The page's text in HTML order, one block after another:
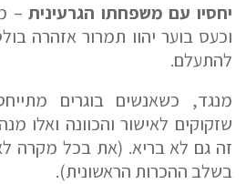
יחסיו עם משפחתו הגרעינית–
וכעס בוער יהוו תמרור אזהרה
להתעלם.
מנגד, כשאנשים בוגרים
שזקוקים לאישור והכוונה ואלו
זה גם לא בריא. (את בכל מקרה
בשלב ההכרות הראשונית).